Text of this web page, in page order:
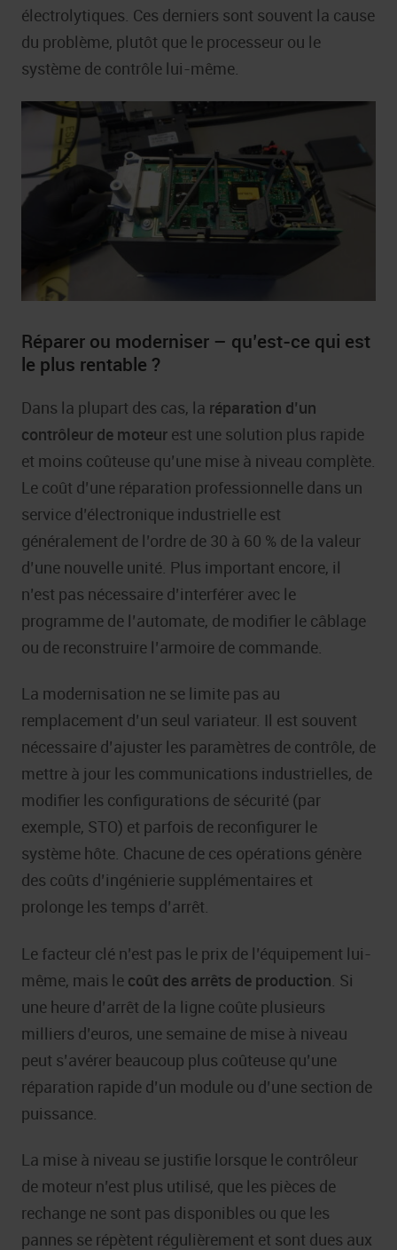
électrolytiques. Ces derniers sont souvent la cause
du problème, plutôt que le processeur ou le
système de contrôle lui-même.
Réparer ou moderniser – qu’est-ce qui est
le plus rentable ?
Dans la plupart des cas, la réparation d’un
contrôleur de moteur est une solution plus rapide
et moins coûteuse qu’une mise à niveau complète.
Le coût d’une réparation professionnelle dans un
service d’électronique industrielle est
généralement de l’ordre de 30 à 60 % de la valeur
d’une nouvelle unité. Plus important encore, il
n’est pas nécessaire d’interférer avec le
programme de l’automate, de modifier le câblage
ou de reconstruire l’armoire de commande.
La modernisation ne se limite pas au
remplacement d’un seul variateur. Il est souvent
nécessaire d’ajuster les paramètres de contrôle, de
mettre à jour les communications industrielles, de
modifier les configurations de sécurité (par
exemple, STO) et parfois de reconfigurer le
système hôte. Chacune de ces opérations génère
des coûts d’ingénierie supplémentaires et
prolonge les temps d’arrêt.
Le facteur clé n’est pas le prix de l’équipement lui-
même, mais le coût des arrêts de production . Si
une heure d’arrêt de la ligne coûte plusieurs
milliers d’euros, une semaine de mise à niveau
peut s’avérer beaucoup plus coûteuse qu’une
réparation rapide d’un module ou d’une section de
puissance.
La mise à niveau se justifie lorsque le contrôleur
de moteur n’est plus utilisé, que les pièces de
rechange ne sont pas disponibles ou que les
pannes se répètent régulièrement et sont dues aux